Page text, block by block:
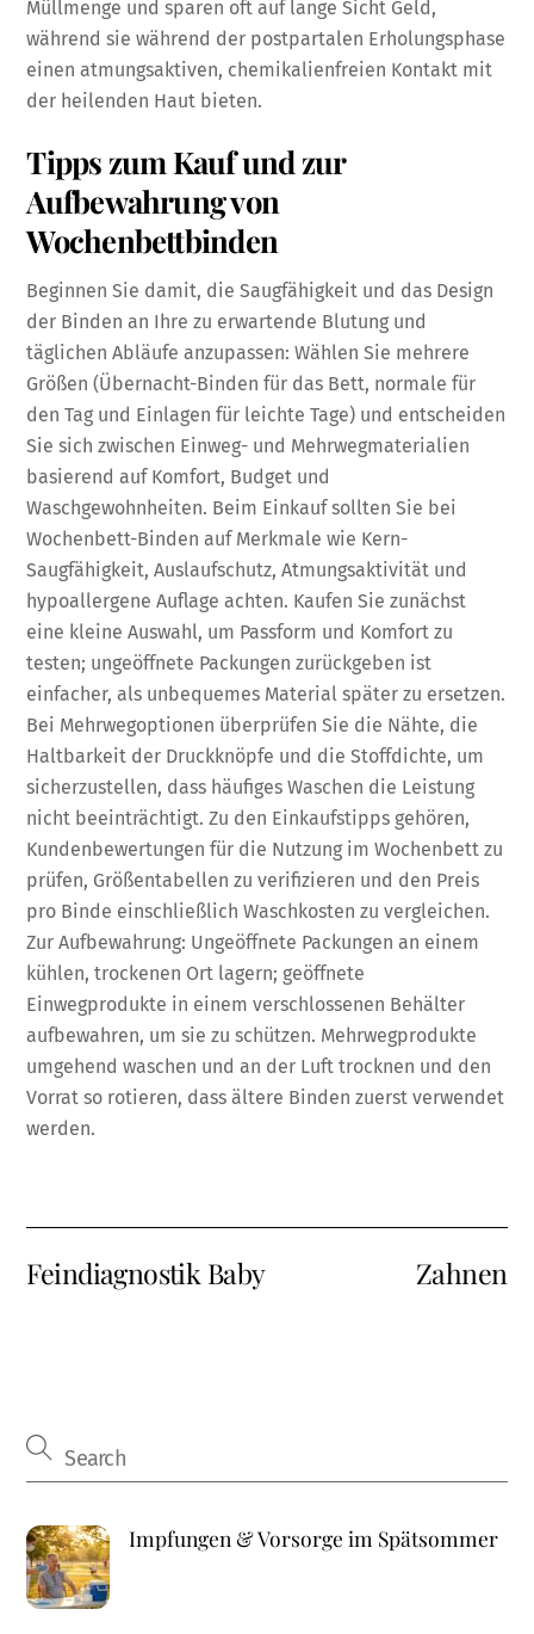
Müllmenge und sparen oft auf lange Sicht Geld,
während sie während der postpartalen Erholungsphase
einen atmungsaktiven, chemikalienfreien Kontakt mit
der heilenden Haut bieten.
Tipps zum Kauf und zur
Aufbewahrung von
Wochenbettbinden
Beginnen Sie damit, die Saugfähigkeit und das Design
der Binden an Ihre zu erwartende Blutung und
täglichen Abläufe anzupassen: Wählen Sie mehrere
Größen (Übernacht-Binden für das Bett, normale für
den Tag und Einlagen für leichte Tage) und entscheiden
Sie sich zwischen Einweg- und Mehrwegmaterialien
basierend auf Komfort, Budget und
Waschgewohnheiten. Beim Einkauf sollten Sie bei
Wochenbett-Binden auf Merkmale wie Kern-
Saugfähigkeit, Auslaufschutz, Atmungsaktivität und
hypoallergene Auflage achten. Kaufen Sie zunächst
eine kleine Auswahl, um Passform und Komfort zu
testen; ungeöffnete Packungen zurückgeben ist
einfacher, als unbequemes Material später zu ersetzen.
Bei Mehrwegoptionen überprüfen Sie die Nähte, die
Haltbarkeit der Druckknöpfe und die Stoffdichte, um
sicherzustellen, dass häufiges Waschen die Leistung
nicht beeinträchtigt. Zu den Einkaufstipps gehören,
Kundenbewertungen für die Nutzung im Wochenbett zu
prüfen, Größentabellen zu verifizieren und den Preis
pro Binde einschließlich Waschkosten zu vergleichen.
Zur Aufbewahrung: Ungeöffnete Packungen an einem
kühlen, trockenen Ort lagern; geöffnete
Einwegprodukte in einem verschlossenen Behälter
aufbewahren, um sie zu schützen. Mehrwegprodukte
umgehend waschen und an der Luft trocknen und den
Vorrat so rotieren, dass ältere Binden zuerst verwendet
werden.
Feindiagnostik Baby Zahnen
Impfungen & Vorsorge im Spätsommer